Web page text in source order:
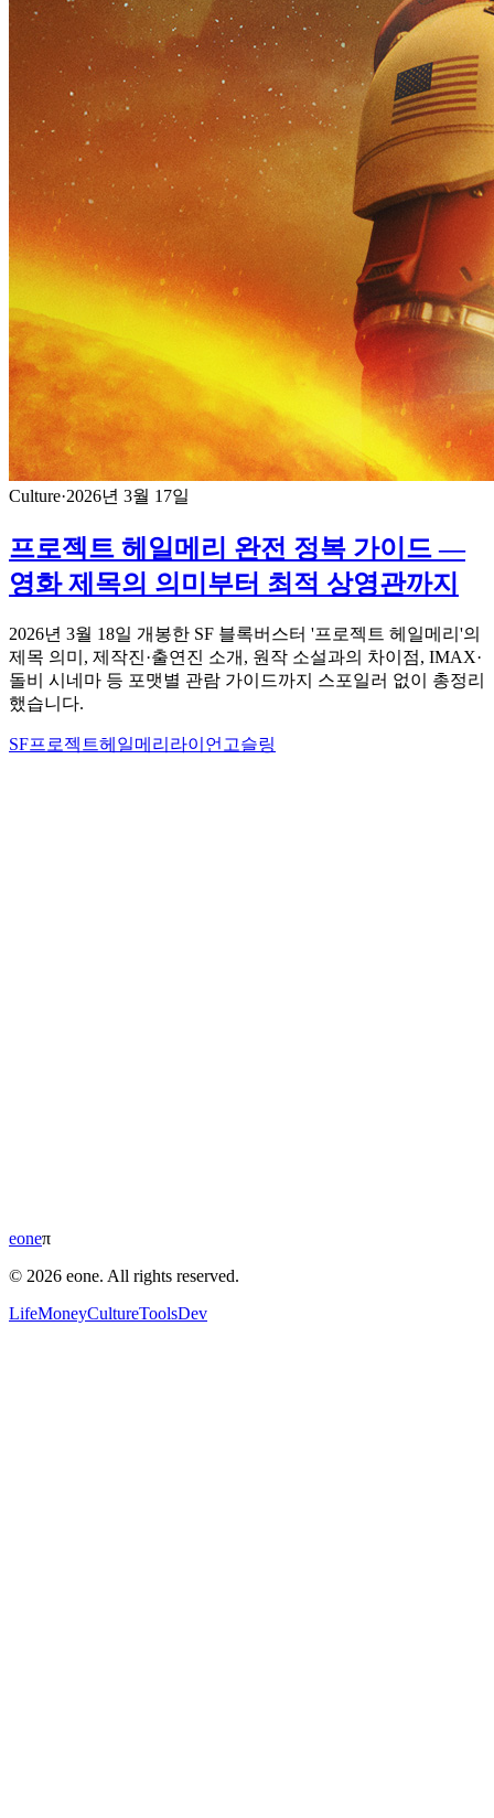
Culture·2026년 3월 17일
프로젝트 헤일메리 완전 정복 가이드 —
영화 제목의 의미부터 최적 상영관까지
2026년 3월 18일 개봉한 SF 블록버스터 '프로젝트 헤일메리'의
제목 의미, 제작진·출연진 소개, 원작 소설과의 차이점, IMAX·
돌비 시네마 등 포맷별 관람 가이드까지 스포일러 없이 총정리
했습니다.
SF프로젝트헤일메리 라이언고슬링
eoneπ
© 2026 eone. All rights reserved.
LifeMoneyCultureToolsDev